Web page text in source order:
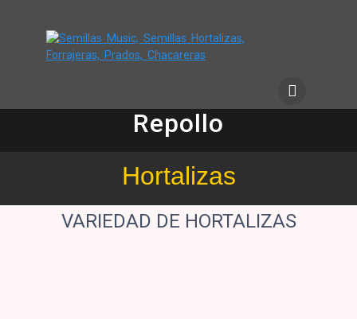
Repollo
Hortalizas
VARIEDAD DE HORTALIZAS